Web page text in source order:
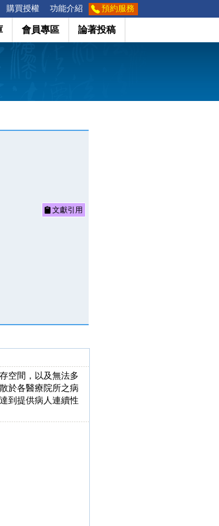
購買授權 功能介紹 預約服務
會員專區 論著投稿
文獻引用
空間，以及無法多
於各醫療院所之病
到提供病人連續性